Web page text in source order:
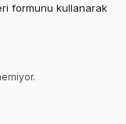
formunu kullanarak